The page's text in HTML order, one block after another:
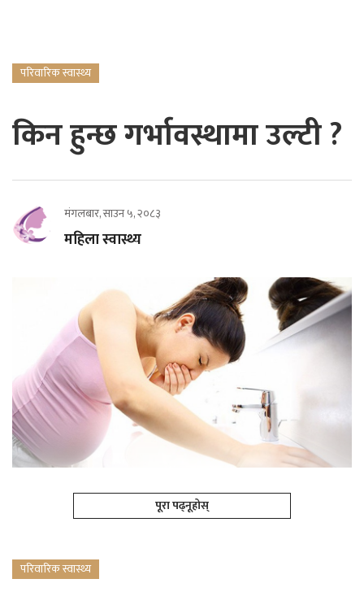
परिवारिक स्वास्थ्य
किन हुन्छ गर्भावस्थामा उल्टी ?
मंगलबार, साउन ५, २०८३
महिला स्वास्थ्य
पूरा पढ्नूहोस्
परिवारिक स्वास्थ्य